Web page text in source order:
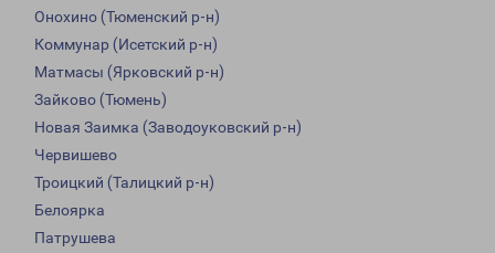
Онохино (Тюменский р-н)
Коммунар (Исетский р-н)
Матмасы (Ярковский р-н)
Зайково (Тюмень)
Новая Заимка (Заводоуковский р-н)
Червишево
Троицкий (Талицкий р-н)
Белоярка
Патрушева